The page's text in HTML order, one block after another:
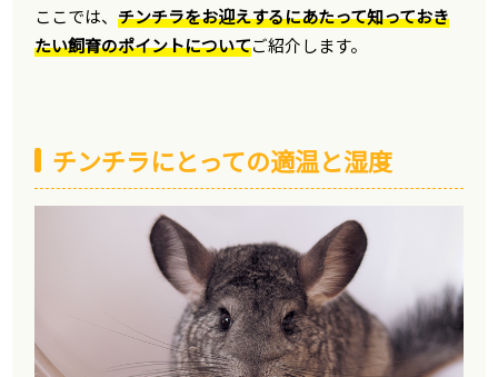
ここでは、チンチラをお迎えするにあたって知っておき
たい飼育のポイントについてご紹介します。
チンチラにとっての適温と湿度